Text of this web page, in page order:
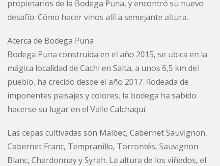
propietarios de la Bodega Puna, y encontró su nuevo
desafío: Cómo hacer vinos allí a semejante altura.
Acerca de Bodega Puna
Bodega Puna construida en el año 2015, se ubica en la
mágica localidad de Cachi en Salta, a unos 6,5 km del
pueblo, ha crecido desde el año 2017. Rodeada de
imponentes paisajes y colores, la bodega ha sabido
hacerse su lugar en el Valle Calchaquí.
Las cepas cultivadas son Malbec, Cabernet Sauvignon,
Cabernet Franc, Tempranillo, Torrontés, Sauvignon
Blanc, Chardonnay y Syrah. La altura de los viñedos, el